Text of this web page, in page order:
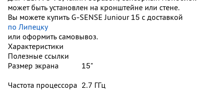
может быть установлен на кронштейне или стене.
Вы можете купить G-SENSE Juniour 15 с доставкой
по Липецку
или оформить самовывоз.
Характеристики
Полезные ссылки
Размер экрана
15"
Частота процессора 2.7 ГГц